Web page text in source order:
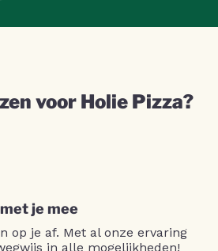
voor Holie Pizza?
je mee
op je af. Met al onze ervaring
in alle mogelijkheden!